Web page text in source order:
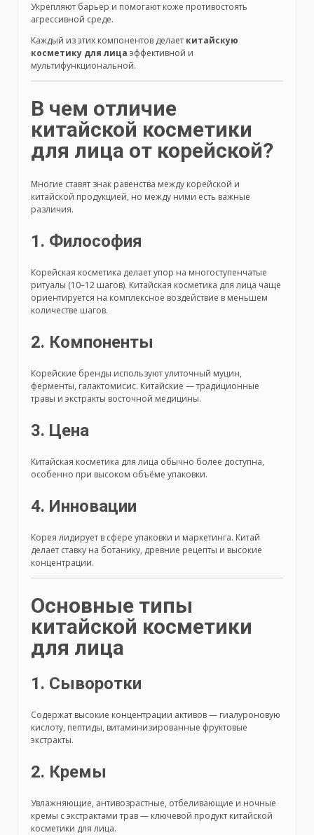
Укрепляют барьер и помогают коже противостоять
агрессивной среде.
Каждый из этих компонентов делает китайскую
косметику для лица эффективной и
мультифункциональной.
В чем отличие
китайской косметики
для лица от корейской?
Многие ставят знак равенства между корейской и
китайской продукцией, но между ними есть важные
различия.
1. Философия
Корейская косметика делает упор на многоступенчатые
ритуалы (10–12 шагов). Китайская косметика для лица чаще
ориентируется на комплексное воздействие в меньшем
количестве шагов.
2. Компоненты
Корейские бренды используют улиточный муцин,
ферменты, галактомисис. Китайские — традиционные
травы и экстракты восточной медицины.
3. Цена
Китайская косметика для лица обычно более доступна,
особенно при высоком объёме упаковки.
4. Инновации
Корея лидирует в сфере упаковки и маркетинга. Китай
делает ставку на ботанику, древние рецепты и высокие
концентрации.
Основные типы
китайской косметики
для лица
1. Сыворотки
Содержат высокие концентрации активов — гиалуроновую
кислоту, пептиды, витаминизированные фруктовые
экстракты.
2. Кремы
Увлажняющие, антивозрастные, отбеливающие и ночные
кремы с экстрактами трав — ключевой продукт китайской
косметики для лица.